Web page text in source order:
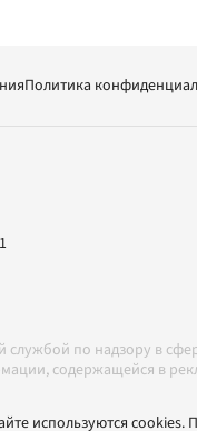
Политика
по надзору в
содержащейся в
соответствии с
используются cookies.